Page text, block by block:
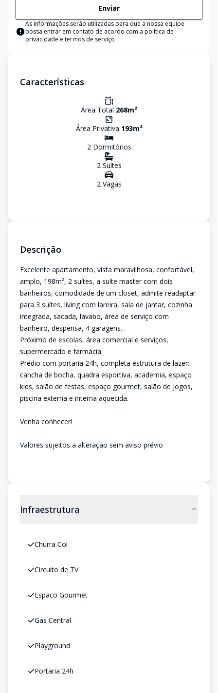
Enviar
As informações serão utilizadas para que a nossa equipe
possa entrar em contato de acordo com a política de
privacidade e termos de serviço
Características
Área Total 268m²
Área Privativa 193m²
2Dormitórios
2Suítes
2Vagas
Descrição
Excelente apartamento, vista maravilhosa, confortável,
amplo, 198m², 2 suítes, a suíte master com dois
banheiros, comodidade de um closet, admite readaptar
para 3 suítes, living com lareira, sala de jantar, cozinha
integrada, sacada, lavabo, área de serviço com
banheiro, despensa, 4 garagens.
Próximo de escolas, área comercial e serviços,
supermercado e farmácia.
Prédio com portaria 24h, completa estrutura de lazer:
cancha de bocha, quadra esportiva, academia, espaço
kids, salão de festas, espaço gourmet, salão de jogos,
piscina externa e interna aquecida.
Venha conhecer!
Valores sujeitos a alteração sem aviso prévio
Infraestrutura
Churra Col
Circuito de TV
Espaco Gourmet
Gas Central
Playground
Portaria 24h